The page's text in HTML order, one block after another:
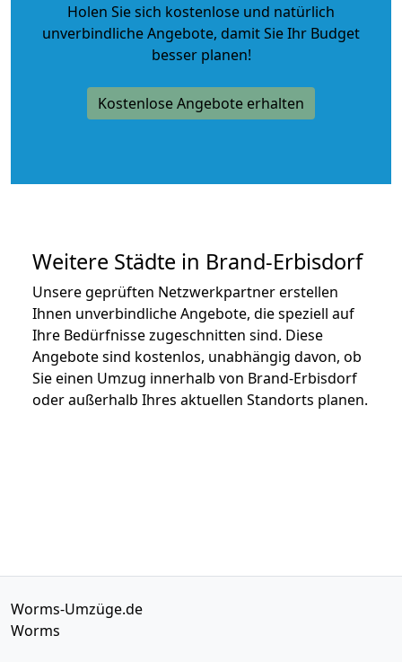
Holen Sie sich kostenlose und natürlich
unverbindliche Angebote, damit Sie Ihr Budget
besser planen!
Kostenlose Angebote erhalten
Weitere Städte in Brand-Erbisdorf
Unsere geprüften Netzwerkpartner erstellen
Ihnen unverbindliche Angebote, die speziell auf
Ihre Bedürfnisse zugeschnitten sind. Diese
Angebote sind kostenlos, unabhängig davon, ob
Sie einen Umzug innerhalb von Brand-Erbisdorf
oder außerhalb Ihres aktuellen Standorts planen.
Worms-Umzüge.de
Worms